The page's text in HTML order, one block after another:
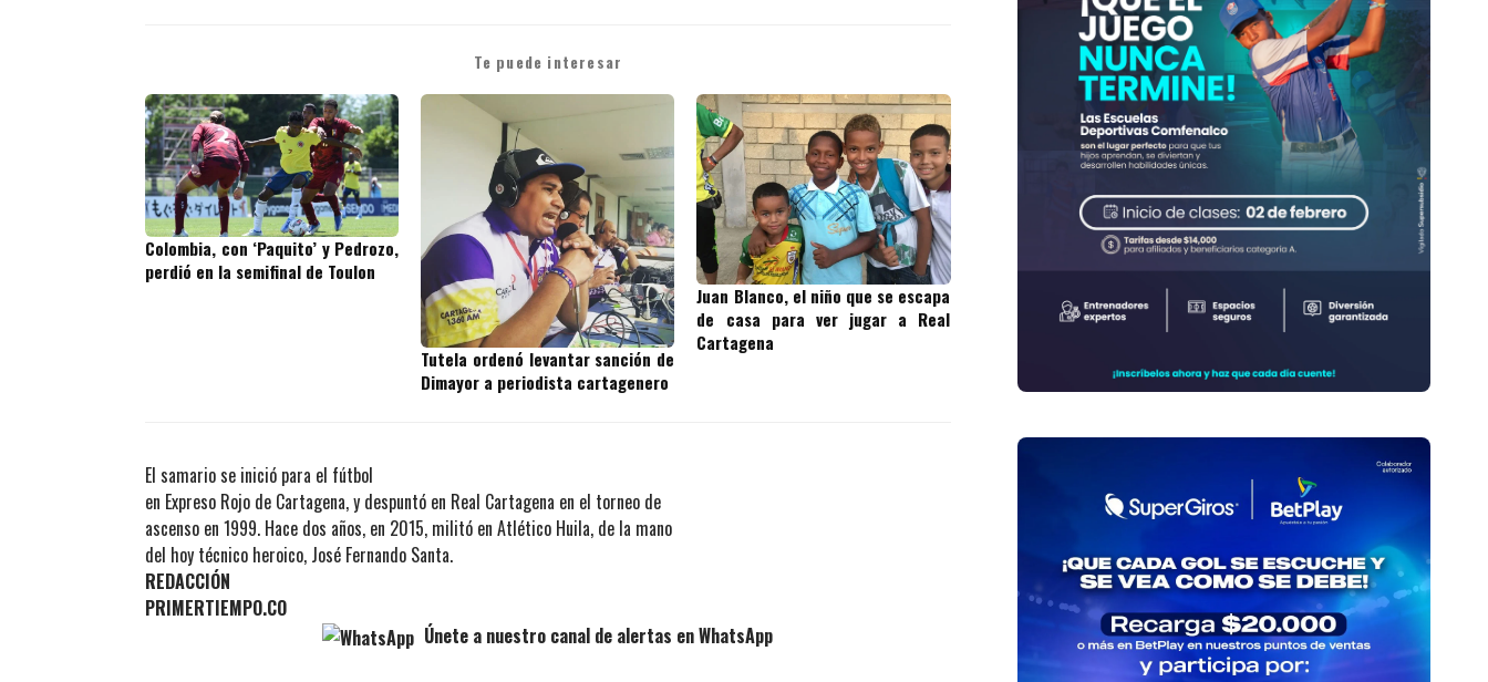
Te puede interesar
Colombia, con ‘Paquito’ y Pedrozo,
perdió en la semifinal de Toulon
Tutela ordenó levantar sanción de
Dimayor a periodista cartagenero
Juan Blanco, el niño que se escapa
de casa para ver jugar a Real
Cartagena
El samario se inició para el fútbol
en Expreso Rojo de Cartagena, y despuntó en Real Cartagena en el torneo de
ascenso en 1999. Hace dos años, en 2015, militó en Atlético Huila, de la mano
del hoy técnico heroico, José Fernando Santa.
REDACCIÓN
PRIMERTIEMPO.CO
Únete a nuestro canal de alertas en WhatsApp